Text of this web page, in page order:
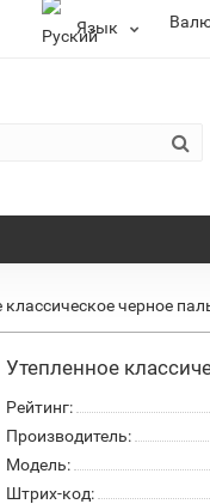
Язык
классическое черное
Утепленное
Рейтинг:
Производитель:
Модель:
Штрих-код: